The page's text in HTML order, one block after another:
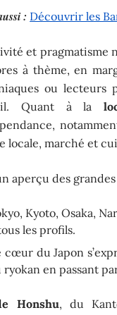
: Découvrir les
et pragmatisme
à thème, en
ou lecteurs
Quant à la
locale, marché et
aperçu des
Kyoto, Osaka,
les profils.
cœur du Japon
ryokan en passant
Honshu, du